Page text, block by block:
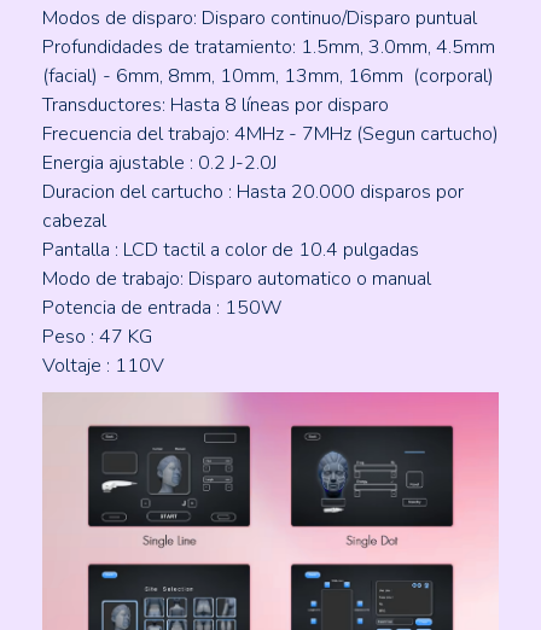
Modos de disparo: Disparo continuo/Disparo puntual
Profundidades de tratamiento: 1.5mm, 3.0mm, 4.5mm
(facial) - 6mm, 8mm, 10mm, 13mm, 16mm (corporal)
Transductores: Hasta 8 líneas por disparo
Frecuencia del trabajo: 4MHz - 7MHz (Segun cartucho)
Energia ajustable : 0.2 J-2.0J
Duracion del cartucho : Hasta 20.000 disparos por
cabezal
Pantalla : LCD tactil a color de 10.4 pulgadas
Modo de trabajo: Disparo automatico o manual
Potencia de entrada : 150W
Peso : 47 KG
Voltaje : 110V